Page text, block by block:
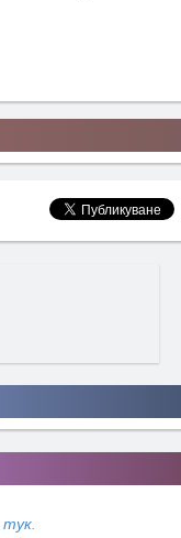
тук.